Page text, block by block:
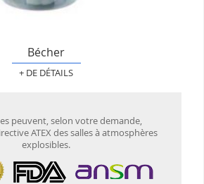
Bécher
+ DE DÉTAILS
peuvent, selon votre demande,
ATEX des salles à atmosphères
explosibles.